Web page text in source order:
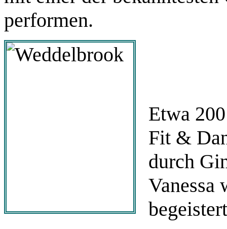
performen.
Etwa
Fit &
durch
Vanessa